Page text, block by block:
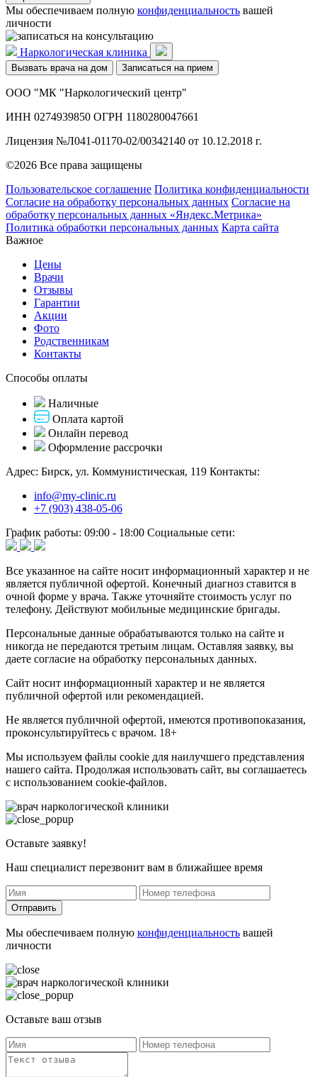
Мы обеспечиваем полную конфиденциальность вашей
личности
Наркологическая клиника
Вызвать врача на дом Записаться на прием
ООО "МК "Наркологический центр"
ИНН 0274939850 ОГРН 1180280047661
Лицензия №Л041-01170-02/00342140 от 10.12.2018 г.
©2026 Все права защищены
Пользовательское соглашение Политика конфиденциальности
Согласие на обработку персональных данных Согласие на
обработку персональных данных «Яндекс.Метрика»
Политика обработки персональных данных Карта сайта
Важное
Цены
Врачи
Отзывы
Гарантии
Акции
Фото
Родственникам
Контакты
Способы оплаты
Наличные
Оплата картой
Онлайн перевод
Оформление рассрочки
Адрес: Бирск, ул. Коммунистическая, 119 Контакты:
info@my-clinic.ru
+7 (903) 438-05-06
График работы: 09:00 - 18:00 Социальные сети:
Все указанное на сайте носит информационный характер и не
является публичной офертой. Конечный диагноз ставится в
очной форме у врача. Также уточняйте стоимость услуг по
телефону. Действуют мобильные медицинские бригады.
Персональные данные обрабатываются только на сайте и
никогда не передаются третьим лицам. Оставляя заявку, вы
даете согласие на обработку персональных данных.
Сайт носит информационный характер и не является
публичной офертой или рекомендацией.
Не является публичной офертой, имеются противопоказания,
проконсультируйтесь с врачом. 18+
Мы используем файлы cookie для наилучшего представления
нашего сайта. Продолжая использовать сайт, вы соглашаетесь
с использованием cookie-файлов.
Оставьте заявку!
Наш специалист перезвонит вам в ближайшее время
Отправить
Мы обеспечиваем полную конфиденциальность вашей
личности
Оставьте ваш отзыв